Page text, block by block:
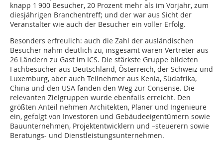
knapp 1 900 Besucher, 20 Prozent mehr als im Vorjahr, zum
diesjährigen Branchentreff; und der war aus Sicht der
Veranstalter wie auch der Besucher ein voller Erfolg.
Besonders erfreulich: auch die Zahl der ausländischen
Besucher nahm deutlich zu, ins­gesamt waren Vertreter aus
26 Ländern zu Gast im ICS. Die stärkste Gruppe bildeten
Fach­besucher aus Deutschland, Österreich, der Schweiz und
Luxemburg, aber auch Teilnehmer aus Kenia, Südafrika,
China und den USA fanden den Weg zur Consense. Die
relevan­ten Zielgruppen wurde ebenfalls erreicht. Den
größten Anteil nehmen Architekten, Planer und Ingenieure
ein, gefolgt von Investoren und Gebäudeeigentümern sowie
Bauunternehmen, Projektentwicklern und –steuerern sowie
Beratungs- und Dienstleistungsunternehmen.